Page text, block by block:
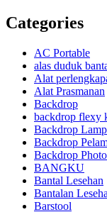
Categories
AC Portable
alas duduk
Alat
Alat Prasmanan
Backdrop
backdrop flexy
Backdrop
Backdrop
Backdrop
BANGKU
Bantal Lesehan
Bantalan
Barstool